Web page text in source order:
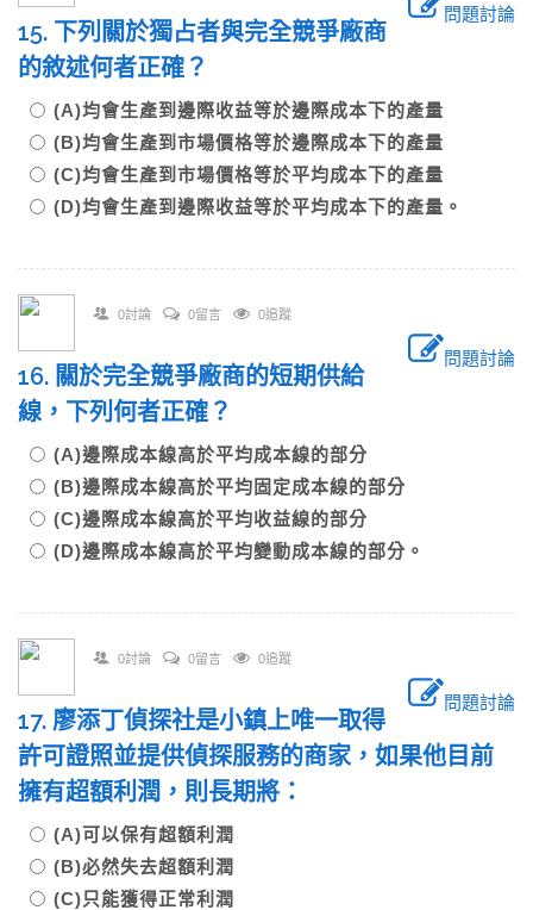
問題討論
15. 下列關於獨占者與完全競爭廠商
的敘述何者正確？
(A)均會生產到邊際收益等於邊際成本下的產量
(B)均會生產到市場價格等於邊際成本下的產量
(C)均會生產到市場價格等於平均成本下的產量
(D)均會生產到邊際收益等於平均成本下的產量。
0討論 0留言 0追蹤
問題討論
16. 關於完全競爭廠商的短期供給
線，下列何者正確？
(A)邊際成本線高於平均成本線的部分
(B)邊際成本線高於平均固定成本線的部分
(C)邊際成本線高於平均收益線的部分
(D)邊際成本線高於平均變動成本線的部分。
0討論 0留言 0追蹤
問題討論
17. 廖添丁偵探社是小鎮上唯一取得
許可證照並提供偵探服務的商家，如果他目前
擁有超額利潤，則長期將：
(A)可以保有超額利潤
(B)必然失去超額利潤
(C)只能獲得正常利潤